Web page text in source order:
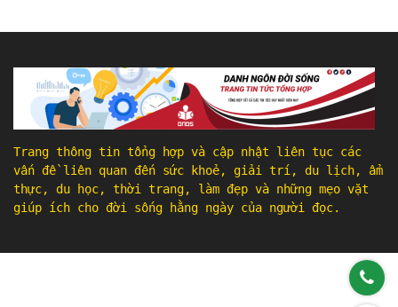
Trang thông tin tổng hợp và cập nhật liên tục các
vấn đề liên quan đến sức khoẻ, giải trí, du lịch, ẩm
thực, du học, thời trang, làm đẹp và những mẹo vặt
giúp ích cho đời sống hằng ngày của người đọc.